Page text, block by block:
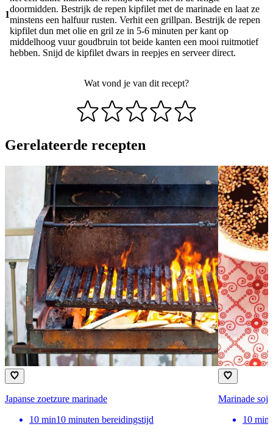
1
doormidden. Bestrijk de repen kipfilet met de marinade en laat ze
minstens een halfuur rusten. Verhit een grillpan. Bestrijk de repen
kipfilet dun met olie en gril ze in 5-6 minuten per kant op
middelhoog vuur goudbruin tot beide kanten een mooi ruitmotief
hebben. Snijd de kipfilet dwars in reepjes en serveer direct.
Wat vond je van dit recept?
Gerelateerde recepten
Japanse zoetzure marinade
10 min10 minuten bereidingstijd
Marinade
10 min